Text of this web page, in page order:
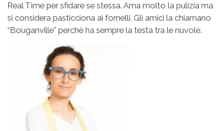
Real Time per sfidare se stessa. Ama molto la pulizia ma
si considera pasticciona ai fornelli. Gli amici la chiamano
“Bouganville” perchè ha sempre la testa tra le nuvole.